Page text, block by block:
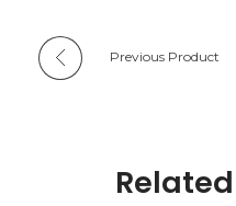
Previous Product